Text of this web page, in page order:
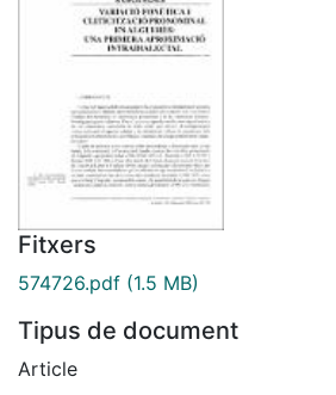
Fitxers
574726.pdf (1.5 MB)
Tipus de document
Article